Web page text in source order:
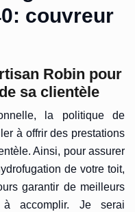
couvreur
Robin pour
sa clientèle
la politique de
à offrir des prestations
Ainsi, pour assurer
de votre toit,
garantir de meilleurs
accomplir. Je serai